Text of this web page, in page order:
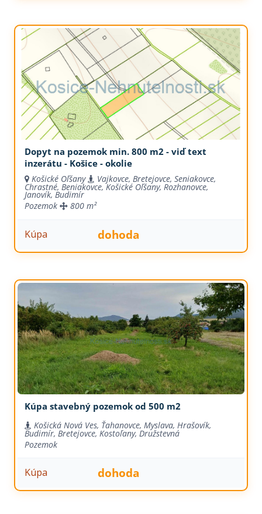
Dopyt na pozemok min. 800 m2 - viď text
inzerátu - Košice - okolie
Košické Oľšany Vajkovce, Bretejovce, Seniakovce,
Chrastné, Beniakovce, Košické Oľšany, Rozhanovce,
Janovík, Budimír
Pozemok
800 m²
Kúpa dohoda
Kúpa stavebný pozemok od 500 m2
Košická Nová Ves, Ťahanovce, Myslava, Hrašovík,
Budimír, Bretejovce, Kostoľany, Družstevná
Pozemok
Kúpa dohoda